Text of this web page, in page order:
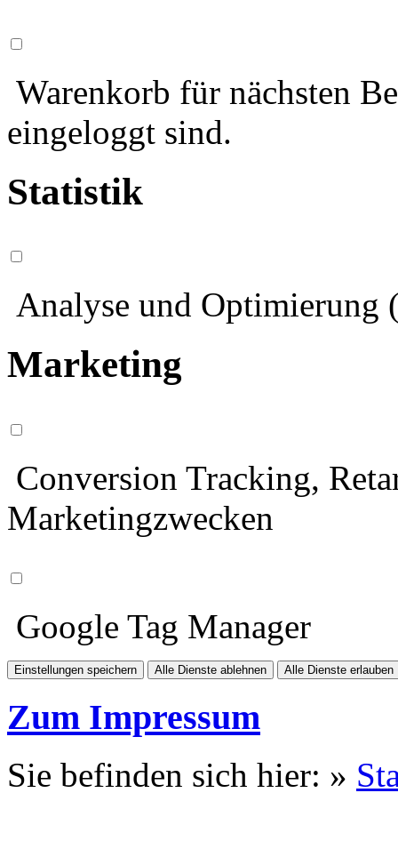
Warenkorb für nächsten
eingeloggt sind.
Statistik
Analyse und Optimierung
Marketing
Conversion Tracking,
Marketingzwecken
Google Tag Manager
Einstellungen speichern Alle Dienste ablehnen Alle Dienste erlauben
Zum Impressum
Sie befinden sich hier: »